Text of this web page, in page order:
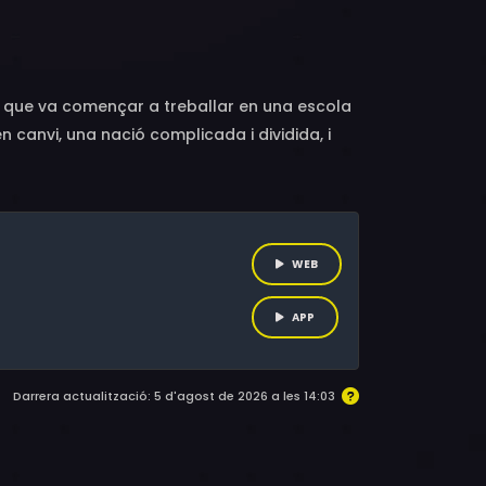
Fernandez, Hugo Fuertes, Bruno Blas,
Gerardo Maleh, Francesca Vaccari,
de Esteban, Liam Mayne, Julián Galli
que va començar a treballar en una escola
canvi, una nació complicada i dividida, i
un petit pingüí encallat en una platja
no només en un valuós amic, sinó també
nens i molts altres.
WEB
APP
Darrera actualització: 5 d'agost de 2026 a les 14:03